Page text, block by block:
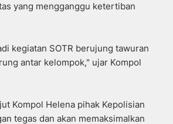
yang mengganggu ketertiban
kegiatan SOTR berujung tawuran
antar kelompok," ujar Kompol
Kompol Helena pihak Kepolisian
tegas dan akan memaksimalkan